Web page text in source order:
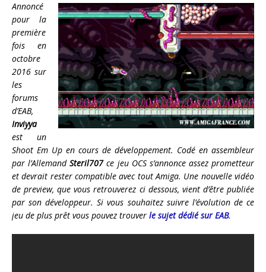
Annoncé
pour la
première
fois en
octobre
2016 sur
les
forums
d’EAB,
Inviyya
est un
Shoot Em Up en cours de développement. Codé en assembleur
par l’AllemandSteril707ce jeu OCS s’annonce assez prometteur
et devrait rester compatible avec tout Amiga. Une nouvelle vidéo
de preview, que vous retrouverez ci dessous, vient d’être publiée
par son développeur. Si vous souhaitez suivre l’évolution de ce
jeu de plus prêt vous pouvez trouver le sujet dédié sur EAB.